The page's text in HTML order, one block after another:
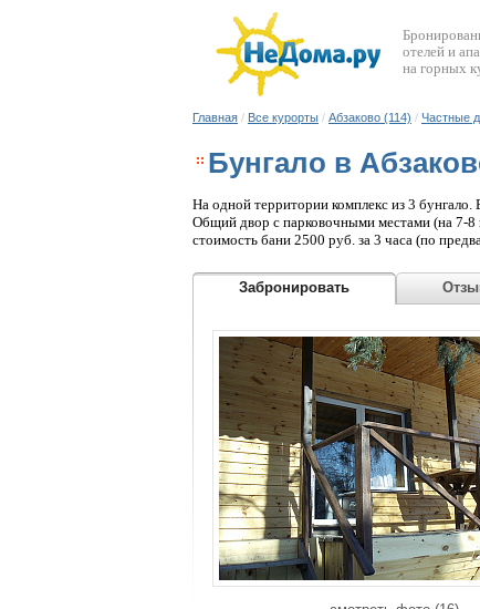
отелей и
на горных
Главная / Все курорты / Абзаково (114) / Частные
Бунгало в
На одной территории комплекс из 3 бунгало.
Общий двор с парковочными местами (на 7-8
стоимость бани 2500 руб. за 3 часа (по
Забронировать